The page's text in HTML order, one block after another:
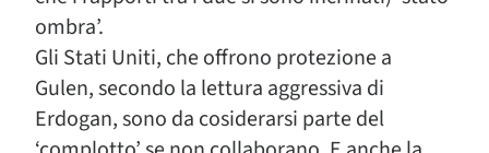
ombra’.
Gli Stati Uniti, che offrono protezione a
Gulen, secondo la lettura aggressiva di
Erdogan, sono da cosiderarsi parte del